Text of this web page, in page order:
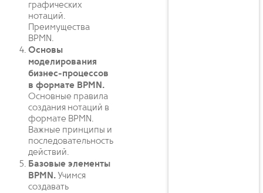
графических
нотаций.
Преимущества
BPMN.
Основы
моделирования
бизнес-процессов
в формате BPMN.
Основные правила
создания нотаций в
формате BPMN.
Важные принципы и
последовательность
действий.
Базовые элементы
BPMN. Учимся
создавать